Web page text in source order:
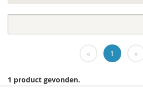
Edo (E.H.) Nieweg
Dr. Abdelilah Ljamai (UVH)
Tineke Abma
« 1 »
1 product gevonden.